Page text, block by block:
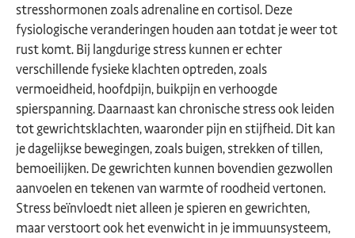
stresshormonen zoals adrenaline en cortisol. Deze
fysiologische veranderingen houden aan totdat je weer tot
rust komt. Bij langdurige stress kunnen er echter
verschillende fysieke klachten optreden, zoals
vermoeidheid, hoofdpijn, buikpijn en verhoogde
spierspanning. Daarnaast kan chronische stress ook leiden
tot gewrichtsklachten, waaronder pijn en stijfheid. Dit kan
je dagelijkse bewegingen, zoals buigen, strekken of tillen,
bemoeilijken. De gewrichten kunnen bovendien gezwollen
aanvoelen en tekenen van warmte of roodheid vertonen.
Stress beïnvloedt niet alleen je spieren en gewrichten,
maar verstoort ook het evenwicht in je immuunsysteem,